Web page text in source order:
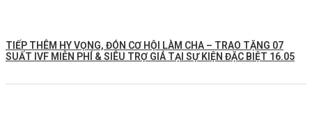
TIẾP THÊM HY VỌNG, ĐÓN CƠ HỘI LÀM CHA – TRAO TẶNG 07
SUẤT IVF MIỄN PHÍ & SIÊU TRỢ GIÁ TẠI SỰ KIỆN ĐẶC BIỆT 16.05